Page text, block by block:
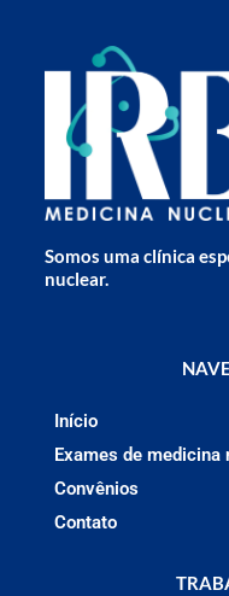
Somos uma clínica
nuclear.
Início
Exames de medicina
Convênios
Contato